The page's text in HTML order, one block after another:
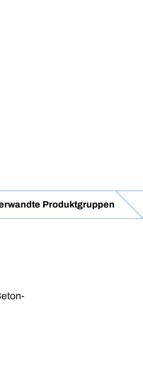
Produktgruppen